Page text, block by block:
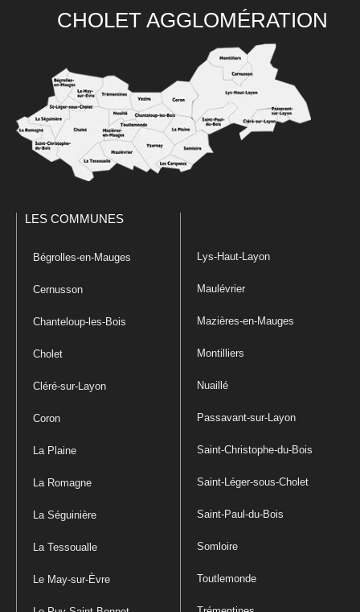
CHOLET AGGLOMÉRATION
LES COMMUNES
Bégrolles-en-Mauges
Cernusson
Chanteloup-les-Bois
Cholet
Cléré-sur-Layon
Coron
La Plaine
La Romagne
La Séguinière
La Tessoualle
Le May-sur-Èvre
Lys-Haut-Layon
Maulévrier
Mazières-en-Mauges
Montilliers
Nuaillé
Passavant-sur-Layon
Saint-Christophe-du-Bois
Saint-Léger-sous-Cholet
Saint-Paul-du-Bois
Somloire
Toutlemonde